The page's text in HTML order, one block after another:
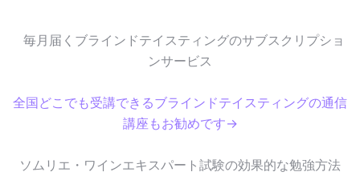
毎月届くブラインドテイスティングのサブスクリプショ
ンサービス
全国どこでも受講できるブラインドテイスティングの通信
講座もお勧めです→
ソムリエ・ワインエキスパート試験の効果的な勉強方法